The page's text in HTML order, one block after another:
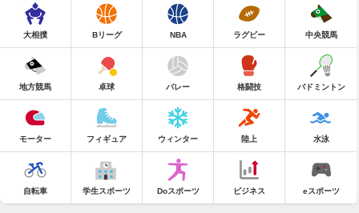
大相撲 Bリーグ NBA ラグビー 中央競馬
地方競馬 卓球 バレー 格闘技 バドミントン
モーター フィギュア ウィンター 陸上 水泳
自転車 学生スポーツ Doスポーツ ビジネス eスポーツ